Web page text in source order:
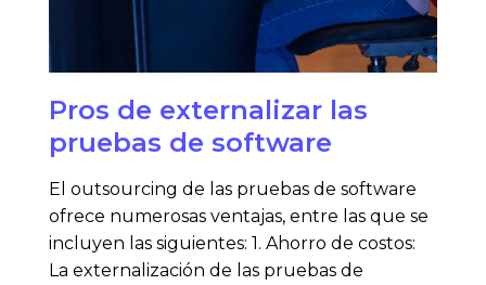
Pros de externalizar las
pruebas de software
El outsourcing de las pruebas de software
ofrece numerosas ventajas, entre las que se
incluyen las siguientes: 1. Ahorro de costos:
La externalización de las pruebas de